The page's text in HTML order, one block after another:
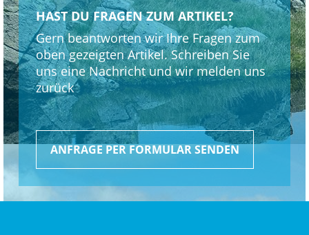
HAST DU FRAGEN ZUM ARTIKEL?
Gern beantworten wir Ihre Fragen zum
oben gezeigten Artikel. Schreiben Sie
uns eine Nachricht und wir melden uns
zurück
ANFRAGE PER FORMULAR SENDEN